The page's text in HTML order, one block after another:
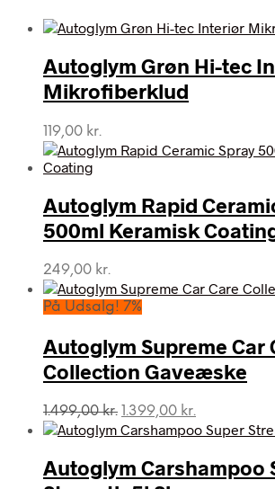
Autoglym Grøn Hi-tec
Mikrofiberklud
119,00 kr.
Autoglym Rapid
500ml Keramisk
249,00 kr.
På Udsalg! 7%
Autoglym Supreme Car
Collection Gaveæske
1.499,00kr. Den
oprindelige
var:
1.499,00 kr..
1.399,00 kr.
aktuelle
er:
1.399,00 kr..
Autoglym Carshampoo